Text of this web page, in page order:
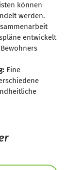
können
werden.
entwickelt
Eine